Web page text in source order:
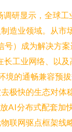
研显示，全球
造业领域。从
）成为解决方
工业网络、以
的通畅兼容预
极快的生态对
AI分布式配套
联网驱点框架